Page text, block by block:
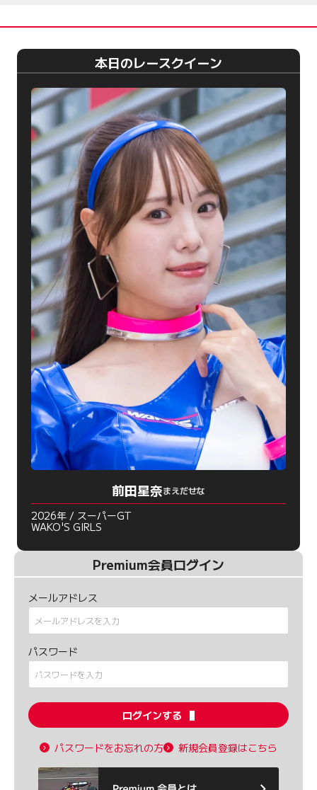
本日のレースクイーン
前田星奈まえだせな
2026年 / スーパーGT
WAKO'S GIRLS
Premium会員ログイン
メールアドレス
パスワード
ログインする
パスワードをお忘れの方 新規会員登録はこちら